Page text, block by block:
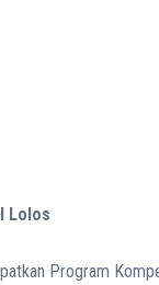
Lolos
Program